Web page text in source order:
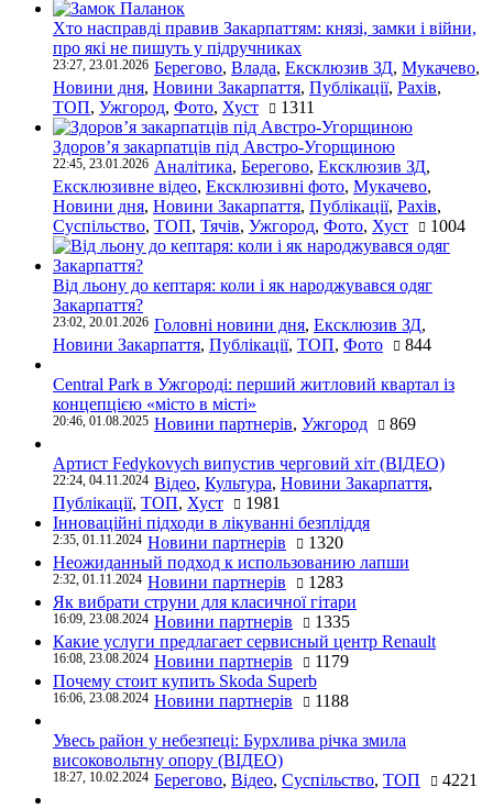
Хто насправді правив Закарпаттям: князі, замки і війни,
про які не пишуть у підручниках
23:27, 23.01.2026 Берегово, Влада, Ексклюзив ЗД, Мукачево,
Новини дня, Новини Закарпаття, Публікації, Рахів,
ТОП, Ужгород, Фото, Хуст 1311
Здоров’я закарпатців під Австро-Угорщиною
22:45, 23.01.2026 Аналітика, Берегово, Ексклюзив ЗД,
Ексклюзивне відео, Ексклюзивні фото, Мукачево,
Новини дня, Новини Закарпаття, Публікації, Рахів,
Суспільство, ТОП, Тячів, Ужгород, Фото, Хуст 1004
Від льону до кептаря: коли і як народжувався одяг
Закарпаття?
23:02, 20.01.2026 Головні новини дня, Ексклюзив ЗД,
Новини Закарпаття, Публікації, ТОП, Фото 844
Central Park в Ужгороді: перший житловий квартал із
концепцією «місто в місті»
20:46, 01.08.2025 Новини партнерів, Ужгород 869
Артист Fedykovych випустив черговий хіт (ВІДЕО)
22:24, 04.11.2024 Відео, Культура, Новини Закарпаття,
Публікації, ТОП, Хуст
1981
Інноваційні підходи в лікуванні безпліддя
2:35, 01.11.2024 Новини партнерів
1320
Неожиданный подход к использованию лапши
2:32, 01.11.2024 Новини партнерів
1283
Як вибрати струни для класичної гітари
16:09, 23.08.2024 Новини партнерів
1335
Какие услуги предлагает сервисный центр Renault
16:08, 23.08.2024 Новини партнерів
1179
Почему стоит купить Skoda Superb
16:06, 23.08.2024 Новини партнерів 1188
Увесь район у небезпеці: Бурхлива річка змила
високовольтну опору (ВІДЕО)
18:27, 10.02.2024 Берегово, Відео, Суспільство, ТОП 4221